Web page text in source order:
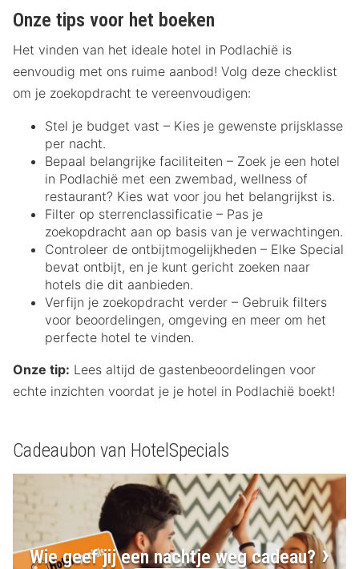
Onze tips voor het boeken
Het vinden van het ideale hotel in Podlachië is
eenvoudig met ons ruime aanbod! Volg deze checklist
om je zoekopdracht te vereenvoudigen:
Stel je budget vast – Kies je gewenste prijsklasse
per nacht.
Bepaal belangrijke faciliteiten – Zoek je een hotel
in Podlachië met een zwembad, wellness of
restaurant? Kies wat voor jou het belangrijkst is.
Filter op sterrenclassificatie – Pas je
zoekopdracht aan op basis van je verwachtingen.
Controleer de ontbijtmogelijkheden – Elke Special
bevat ontbijt, en je kunt gericht zoeken naar
hotels die dit aanbieden.
Verfijn je zoekopdracht verder – Gebruik filters
voor beoordelingen, omgeving en meer om het
perfecte hotel te vinden.
Onze tip: Lees altijd de gastenbeoordelingen voor
echte inzichten voordat je je hotel in Podlachië boekt!
Cadeaubon van HotelSpecials
Wie geef jij een nachtje weg cadeau?